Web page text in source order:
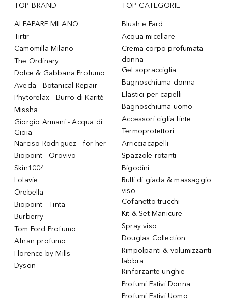
TOP BRAND
ALFAPARF MILANO
Tirtir
Camomilla Milano
The Ordinary
Dolce & Gabbana Profumo
Aveda - Botanical Repair
Phytorelax - Burro di Karitè
Missha
Giorgio Armani - Acqua di
Gioia
Narciso Rodriguez - for her
Biopoint - Orovivo
Skin1004
Lolavie
Orebella
Biopoint - Tinta
Burberry
Tom Ford Profumo
Afnan profumo
Florence by Mills
Dyson
TOP CATEGORIE
Blush e Fard
Acqua micellare
Crema corpo profumata
donna
Gel sopracciglia
Bagnoschiuma donna
Elastici per capelli
Bagnoschiuma uomo
Accessori ciglia finte
Termoprotettori
Arricciacapelli
Spazzole rotanti
Bigodini
Rulli di giada & massaggio
viso
Cofanetto trucchi
Kit & Set Manicure
Spray viso
Douglas Collection
Rimpolpanti & volumizzanti
labbra
Rinforzante unghie
Profumi Estivi Donna
Profumi Estivi Uomo